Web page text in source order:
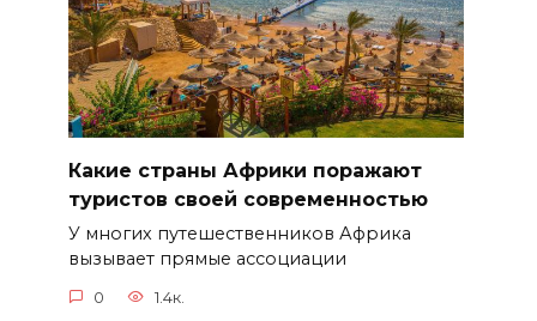
Какие страны Африки поражают
туристов своей современностью
У многих путешественников Африка
вызывает прямые ассоциации
0 1.4к.